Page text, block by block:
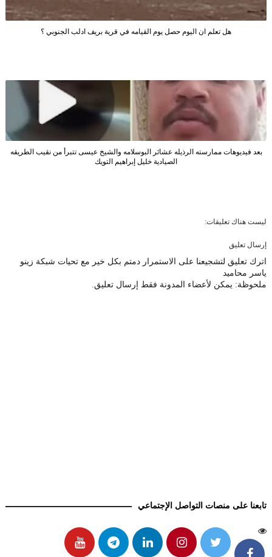
هل تعلم ان اليوم حصل يوم القيامه في قرية بريف ادلب الجنوبي ؟
بعد فيديوهات ممارسته الرذيله عشائر البوسلامه والشيخ عيسى تتبرأ من نقيب الطريقه
الصيادية خليل إبراهيم التويك
ليست هناك تعليقات:
إرسال تعليق
اترك تعليق لتشجيعنا على الاستمرار دمتم بكل خير مع تحيات شبكة زينو
ياسر محاميد
ملحوظة: يمكن لأعضاء المدونة فقط إرسال تعليق.
تابعنا على منصات التواصل الإجتماعي